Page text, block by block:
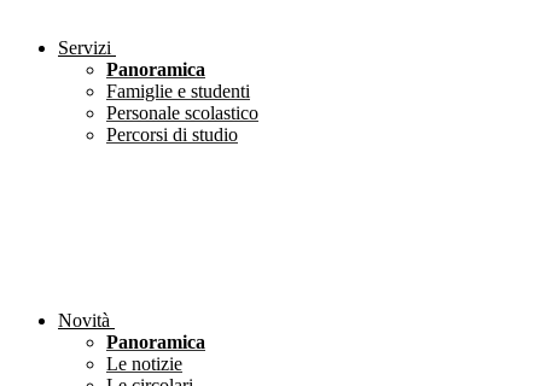
Servizi
Panoramica
Famiglie e studenti
Personale scolastico
Percorsi di studio
Novità
Panoramica
Le notizie